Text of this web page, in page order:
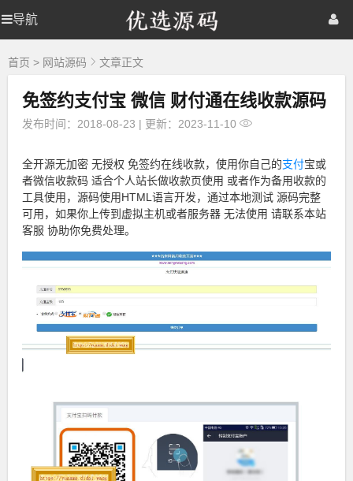
导航
优
选
码
优
选
首页 网站源码
棋牌源码
首页 > 网站源码 文章正文
免签约支付宝 微信 财付通在线收款源码
发布时间：2018-08-23 | 更新：2023-11-10
全开源无加密 无授权 免签约在线收款，使用你自己的支付宝或
者微信收款码 适合个人站长做收款页使用 或者作为备用收款的
工具使用，源码使用HTML语言开发，通过本地测试 源码完整
可用，如果你上传到虚拟主机或者服务器 无法使用 请联系本站
客服 协助你免费处理。